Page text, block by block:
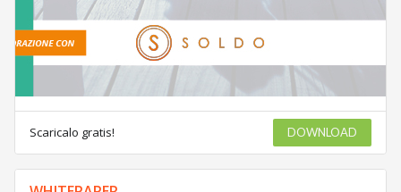
Scaricalo gratis! DOWNLOAD